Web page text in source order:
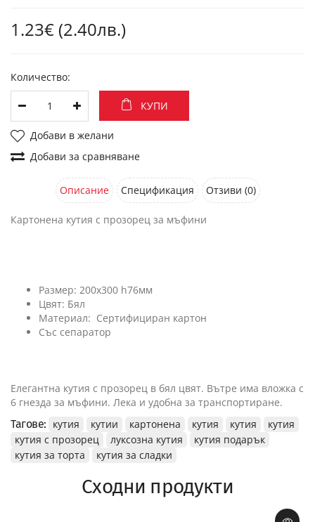
1.23€ (2.40лв.)
Количество:
КУПИ
Добави в желани
Добави за сравняване
Описание Спецификация Отзиви (0)
Картонена кутия с прозорец за мъфини
Размер: 200х300 h76мм
Цвят: Бял
Материал: Сертифициран картон
Със сепаратор
Елегантна кутия с прозорец в бял цвят. Вътре има вложка с
6 гнезда за мъфини. Лека и удобна за транспортиране.
Тагове: кутия кутии картонена кутия кутия
кутия
кутия с прозорец
луксозна кутия
кутия подарък
кутия за торта
кутия за сладки
Сходни продукти